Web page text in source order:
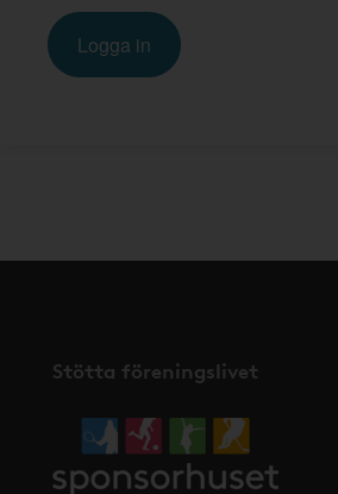
Logga in
Stötta föreningslivet